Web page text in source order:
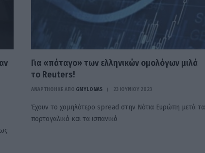
Για «πάταγο» των ελληνικών ομολόγων μιλά
το Reuters!
ΑΝΑΡΤΗΘΗΚΕ ΑΠΟ GMYLONAS 23 ΙΟΥΝΊΟΥ 2023
Έχουν το χαμηλότερο spread στην Νότια Ευρώπη μετά τα
πορτογαλικά και τα ισπανικά